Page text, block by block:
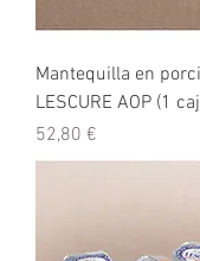
Mantequilla en
LESCURE AOP (1
Precio
52,80 €